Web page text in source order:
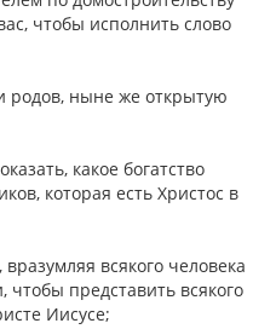
чтобы исполнить слово
родов, ныне же открытую
какое богатство
которая есть Христос в
всякого человека
чтобы представить всякого
Иисусе;